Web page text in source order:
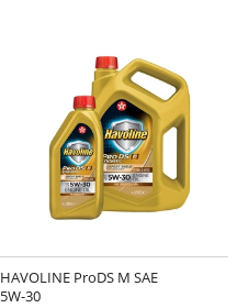
HAVOLINE ProDS M SAE
5W-30